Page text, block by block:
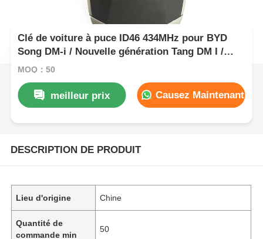
Clé de voiture à puce ID46 434MHz pour BYD
Song DM-i / Nouvelle génération Tang DM I /
Song Pro de deuxième génération
MOQ：50
meilleur prix Causez Maintenant
DESCRIPTION DE PRODUIT
Lieu d'origine Chine
Quantité de
commande min
50